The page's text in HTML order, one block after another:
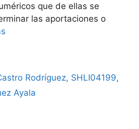
que de ellas se
las aportaciones o
Rodríguez, SHLI04199,
Ayala